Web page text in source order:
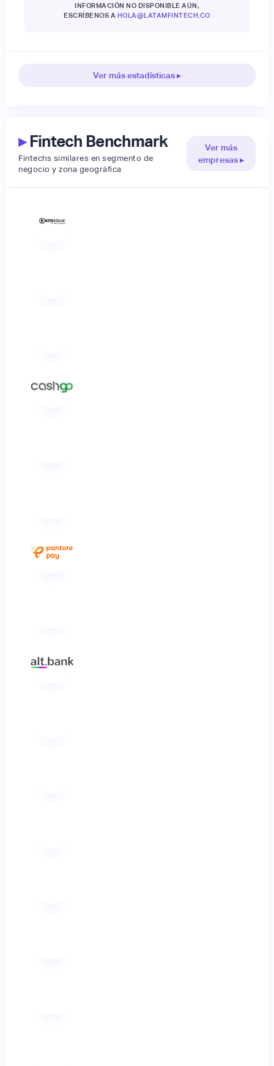
INFORMACIÓN NO DISPONIBLE AÚN,
ESCRÍBENOS A HOLA@LATAMFINTECH.CO
Ver más estadísticas ▸
▸Fintech Benchmark
Fintechs similares en segmento de
negocio y zona geográfica
Ver más
empresas ▸